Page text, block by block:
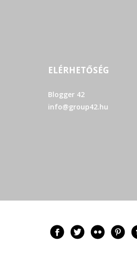
ELÉRHETŐSÉG
Blogger 42
info@group42.hu